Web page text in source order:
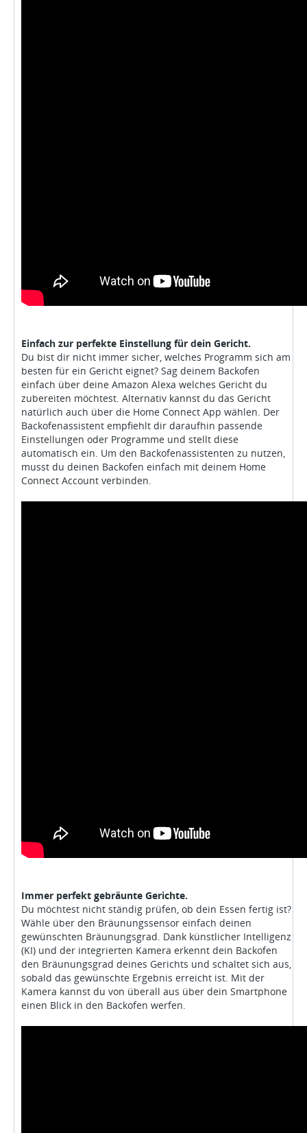
Einfach zur perfekte Einstellung für dein Gericht.
Du bist dir nicht immer sicher, welches Programm sich am
besten für ein Gericht eignet? Sag deinem Backofen
einfach über deine Amazon Alexa welches Gericht du
zubereiten möchtest. Alternativ kannst du das Gericht
natürlich auch über die Home Connect App wählen. Der
Backofenassistent empfiehlt dir daraufhin passende
Einstellungen oder Programme und stellt diese
automatisch ein. Um den Backofenassistenten zu nutzen,
musst du deinen Backofen einfach mit deinem Home
Connect Account verbinden.
Immer perfekt gebräunte Gerichte.
Du möchtest nicht ständig prüfen, ob dein Essen fertig ist?
Wähle über den Bräunungssensor einfach deinen
gewünschten Bräunungsgrad. Dank künstlicher Intelligenz
(KI) und der integrierten Kamera erkennt dein Backofen
den Bräunungsgrad deines Gerichts und schaltet sich aus,
sobald das gewünschte Ergebnis erreicht ist. Mit der
Kamera kannst du von überall aus über dein Smartphone
einen Blick in den Backofen werfen.